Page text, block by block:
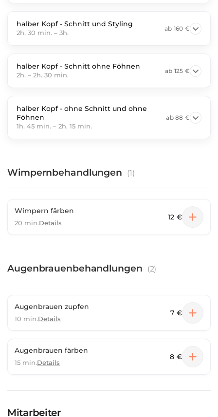
halber Kopf - Schnitt und Styling
2h. 30 min. – 3h.
ab 160 €
halber Kopf - Schnitt ohne Föhnen
2h. – 2h. 30 min.
ab 125 €
halber Kopf - ohne Schnitt und ohne
Föhnen
1h. 45 min. – 2h. 15 min.
ab88 €
Wimpernbehandlungen (1)
Wimpern färben
20 min.Details
12 €
Augenbrauenbehandlungen (2)
Augenbrauen zupfen
10 min.Details
7 €
Augenbrauen färben
15 min.Details
8 €
Mitarbeiter